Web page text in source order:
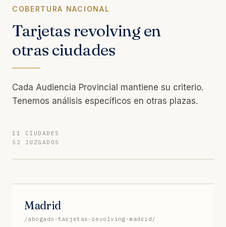
COBERTURA NACIONAL
Tarjetas revolving en
otras ciudades
Cada Audiencia Provincial mantiene su criterio.
Tenemos análisis específicos en otras plazas.
11 CIUDADES
52 JUZGADOS
Madrid
/abogado-tarjetas-revolving-madrid/